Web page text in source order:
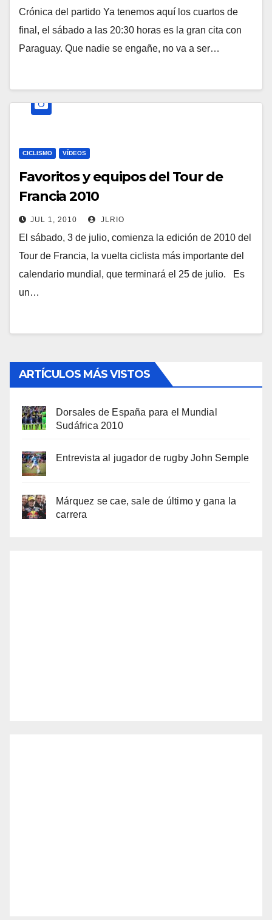
Crónica del partido Ya tenemos aquí los cuartos de
final, el sábado a las 20:30 horas es la gran cita con
Paraguay. Que nadie se engañe, no va a ser…
CICLISMO VÍDEOS
Favoritos y equipos del Tour de
Francia 2010
JUL 1, 2010 JLRIO
El sábado, 3 de julio, comienza la edición de 2010 del
Tour de Francia, la vuelta ciclista más importante del
calendario mundial, que terminará el 25 de julio. Es
un…
ARTÍCULOS MÁS VISTOS
Dorsales de España para el Mundial
Sudáfrica 2010
Entrevista al jugador de rugby John Semple
Márquez se cae, sale de último y gana la
carrera